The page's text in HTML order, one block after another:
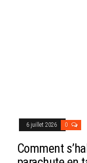
6 juillet 2026 0
Comment